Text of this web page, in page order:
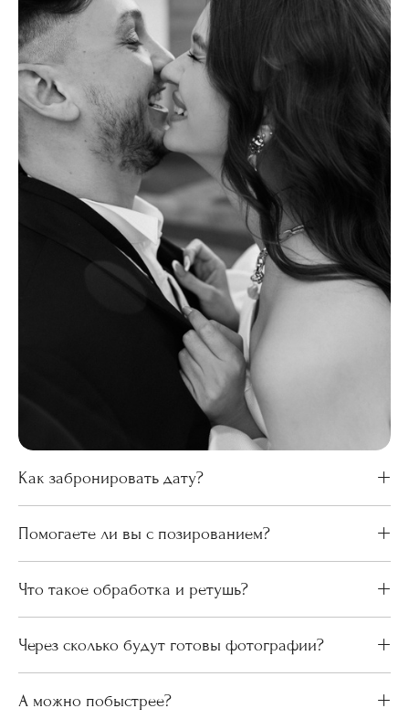
Как забронировать дату?
Помогаете ли вы с позированием?
Что такое обработка и ретушь?
Через сколько будут готовы фотографии?
А можно побыстрее?